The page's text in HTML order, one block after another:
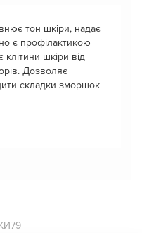
тон шкіри, надає
є профілактикою
шкіри від
Дозволяє
складки зморшок